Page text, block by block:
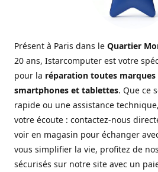
Présent à Paris dans le Quartier
20 ans, Istarcomputer est votre
pour la réparation toutes marques
smartphones et tablettes. Que ce
rapide ou une assistance
votre écoute : contactez-nous
voir en magasin pour échanger
vous simplifier la vie, profitez de
sécurisés sur notre site avec un